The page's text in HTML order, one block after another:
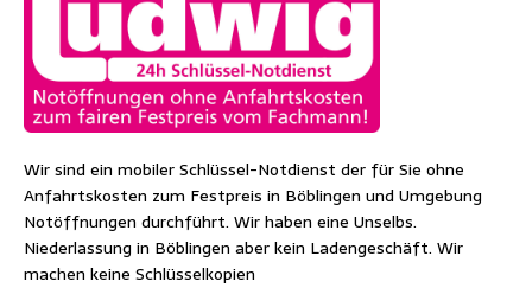
Wir sind ein mobiler Schlüssel-Notdienst der für Sie ohne
Anfahrtskosten zum Festpreis in Böblingen und Umgebung
Notöffnungen durchführt. Wir haben eine Unselbs.
Niederlassung in Böblingen aber kein Ladengeschäft. Wir
machen keine Schlüsselkopien